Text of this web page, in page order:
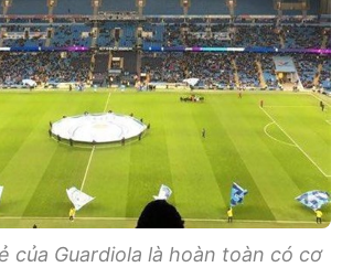
của Guardiola là hoàn toàn có cơ